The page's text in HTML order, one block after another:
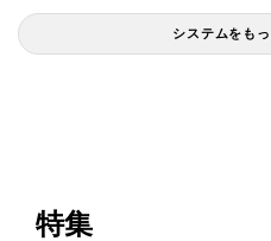
システムをも
特集